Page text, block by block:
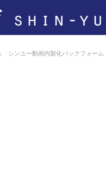
シンユー動画内製化パックフォーム